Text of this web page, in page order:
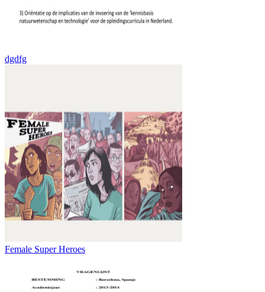
dgdfg
Female Super Heroes